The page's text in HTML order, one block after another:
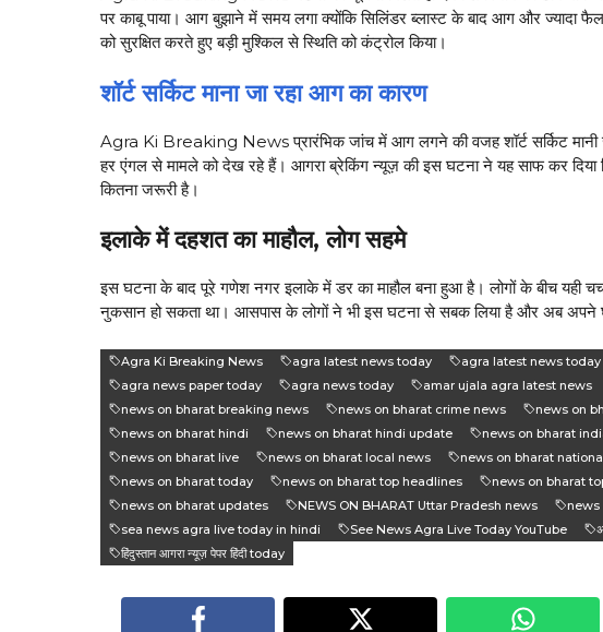
पर काबू पाया। आग बुझाने में समय लगा क्योंकि सिलिंडर ब्लास्ट के बाद आग और ज्यादा
को सुरक्षित करते हुए बड़ी मुश्किल से स्थिति को कंट्रोल किया।
शॉर्ट सर्किट माना जा रहा आग का कारण
Agra Ki Breaking News प्रारंभिक जांच में आग लगने की वजह शॉर्ट सर्किट मानी
हर एंगल से मामले को देख रहे हैं। आगरा ब्रेकिंग न्यूज़ की इस घटना ने यह साफ कर दिया
कितना जरूरी है।
इलाके में दहशत का माहौल, लोग सहमे
इस घटना के बाद पूरे गणेश नगर इलाके में डर का माहौल बना हुआ है। लोगों के बीच यही
नुकसान हो सकता था। आसपास के लोगों ने भी इस घटना से सबक लिया है और अब अपने
Agra Ki Breaking News agra latest news today agra latest news today
agra news paper today
agra news today amar ujala agra latest news
news on bharat breaking news
news on bharat crime news news on
news on bharat hindi
news on bharat hindi update news on bharat
news on bharat live
news on bharat local news news on bharat
news on bharat today
news on bharat top headlines news on bharat
news on bharat updates
NEWS ON BHARAT Uttar Pradesh news
news
sea news agra live today in hindi
See News Agra Live Today YouTube
हिंदुस्तान आगरा न्यूज़ पेपर हिंदी today